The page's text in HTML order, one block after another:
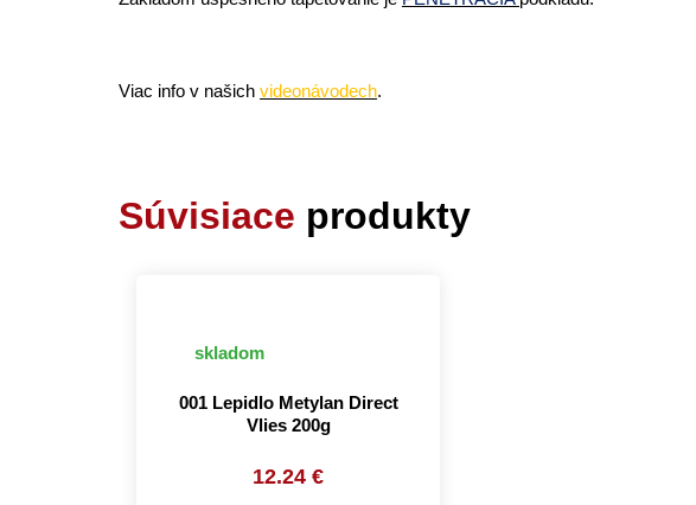
Viac info v našich videonávodech.
Súvisiace produkty
skladom
001 Lepidlo Metylan Direct
Vlies 200g
12.24 €